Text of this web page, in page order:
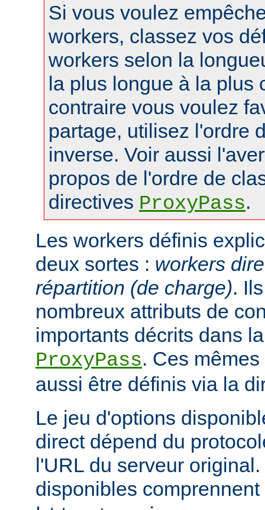
Si vous voulez
workers, classez vos
workers selon la
la plus longue à la plus
contraire vous voulez
partage, utilisez l'ordre
inverse. Voir aussi
propos de l'ordre de
directives ProxyPass.
Les workers définis
deux sortes : workers
répartition (de charge).
nombreux attributs de
importants décrits dans
ProxyPass. Ces
aussi être définis via la
Le jeu d'options
direct dépend du
l'URL du serveur
disponibles comprennent